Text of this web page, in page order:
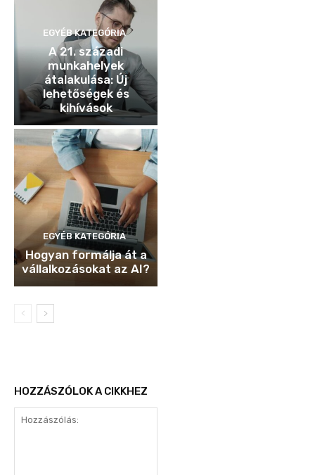
EGYÉB KATEGÓRIA
A 21. századi
munkahelyek
átalakulása: Új
lehetőségek és
kihívások
EGYÉB KATEGÓRIA
Hogyan formálja át a
vállalkozásokat az AI?
HOZZÁSZÓLOK A CIKKHEZ